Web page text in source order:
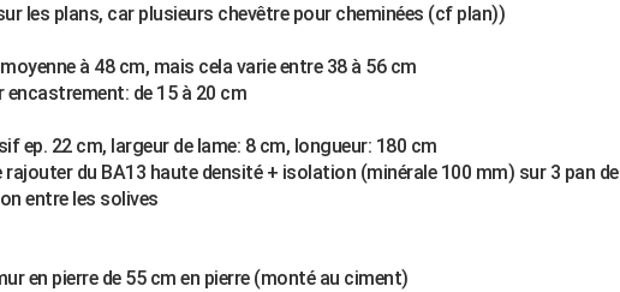
les plans, car plusieurs chevêtre pour cheminées (cf plan))
à 48 cm, mais cela varie entre 38 à 56 cm
encastrement: de 15 à 20 cm
ep. 22 cm, largeur de lame: 8 cm, longueur: 180 cm
rajouter du BA13 haute densité + isolation (minérale 100 mm) sur 3 pan de
entre les solives
en pierre de 55 cm en pierre (monté au ciment)